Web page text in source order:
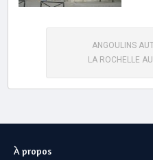
ANGOULINS
LA ROCHELLE
À propos